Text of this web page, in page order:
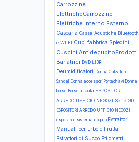
Carrozzine
ElettricheCarrozzine
Elettriche Interno Esterno
Casearia Casse Acustiche Bluetooth
e WI FI Cubi fabbrica Spiedini
Cuscini AntidecubitoProdotti
Bariatrici DVD LIBRI
Deumidificatori Donna Calzature
Sandali Donna accessori Portachiavi Donna
borse Borse a spalla ESPOSITORI
ARREDO UFFICIO NEGOZI Serie GD
ESPOSITORI ARREDO UFFICIO NEGOZI
espositore sistema dogato Estrattori
Manuali per Erbe e Frutta
Estrattori di Succo Etilometri